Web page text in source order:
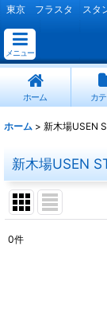
東京 フラスタ スタ
メニュー
ホーム カ
ホーム > 新木場USEN
新木場USEN
0件